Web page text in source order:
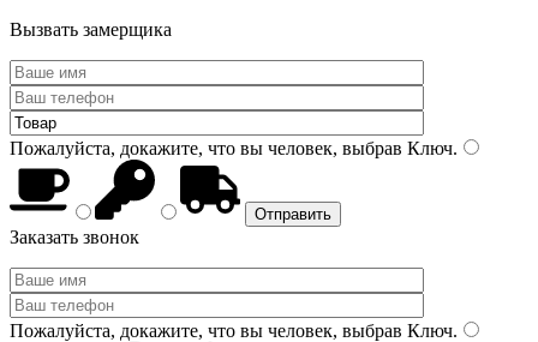
Вызвать замерщика
Пожалуйста, докажите, что вы человек, выбрав Ключ.
Заказать звонок
Пожалуйста, докажите, что вы человек, выбрав Ключ.